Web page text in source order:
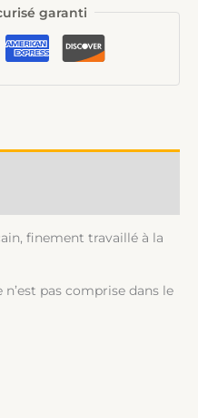
garanti
finement travaillé à la
pas comprise dans le